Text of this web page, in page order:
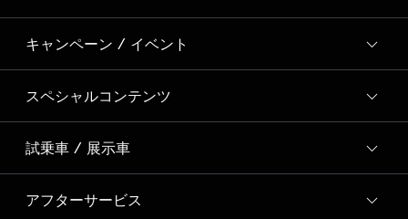
キャンペーン / イベント
全国統一イベント
ディーラー独自イベント
スペシャルコンテンツ
スペシャルコンテンツ一覧
Event Report
試乗車 / 展示車
試乗予約
アフターサービス